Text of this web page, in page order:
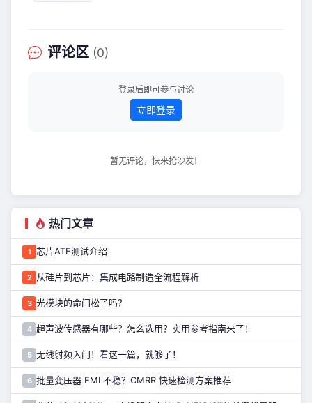
化，更是一场能源逻辑重构。 The
Business Research Company报告显
亿美元跃升至2025年的19.1亿美元，预
评论区 (0)
登录后即可参与讨论
立即登录
暂无评论，快来抢沙发！
热门文章
1 芯片ATE测试介绍
2 从硅片到芯片：集成电路制造全流程解析
3 光模块的命门松了吗？
4 超声波传感器有哪些？怎么选用？实用参考指南来了！
5 无线射频入门！看这一篇，就够了！
6 批量变压器 EMI 不稳？CMRR 快速检测方案推荐